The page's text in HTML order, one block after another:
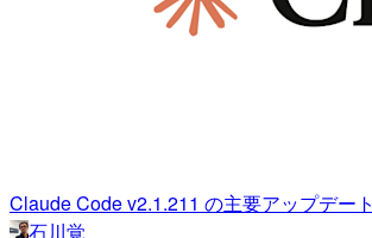
Claude Code v2.1.211 の主要アップデート
石川覚